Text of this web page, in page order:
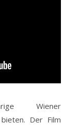
Wiener
Der Film